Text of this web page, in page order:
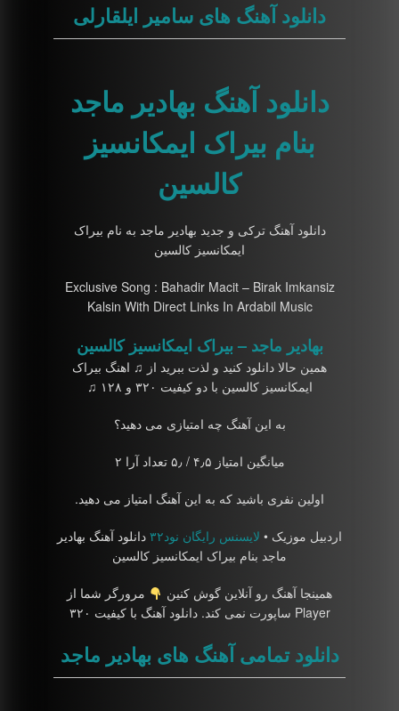
دانلود آهنگ های سامیر ایلقارلی
دانلود آهنگ بهادیر ماجد
بنام بیراک ایمکانسیز
کالسین
دانلود آهنگ ترکی و جدید بهادیر ماجد به نام بیراک
ایمکانسیز کالسین
Exclusive Song : Bahadir Macit – Birak Imkansiz
Kalsin With Direct Links In Ardabil Music
بهادیر ماجد – بیراک ایمکانسیز کالسین
همین حالا دانلود کنید و لذت ببرید از ♫ اهنگ بیراک
ایمکانسیز کالسین با دو کیفیت ۳۲۰ و ۱۲۸ ♫
به این آهنگ چه امتیازی می دهید؟
میانگین امتیاز ۴٫۵ / ۵٫ تعداد آرا ۲
اولین نفری باشید که به این آهنگ امتیاز می دهید.
اردبیل موزیک • لایسنس رایگان نود۳۲
دانلود آهنگ بهادیر
ماجد بنام بیراک ایمکانسیز کالسین
همینجا آهنگ رو آنلاین گوش کنین
مرورگر شما از
Player ساپورت نمی کند. دانلود آهنگ با کیفیت ۳۲۰
دانلود تمامی آهنگ های بهادیر ماجد